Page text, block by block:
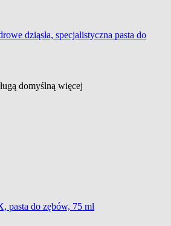
dziąsła, specjalistyczna pasta do
domyślną więcej
pasta do zębów, 75 ml